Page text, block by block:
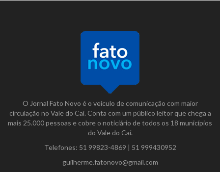
O Jornal Fato Novo é o veículo de comunicação com maior
circulação no Vale do Caí. Conta com um público leitor que chega a
mais 25.000 pessoas e cobre o noticiário de todos os 18 municípios
do Vale do Caí.
Telefones: 51 99823-4869 | 51 999430952
guilherme.fatonovo@gmail.com